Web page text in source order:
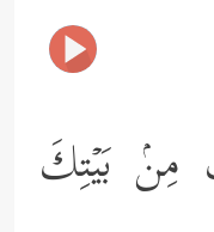
بَیۡتِكَ